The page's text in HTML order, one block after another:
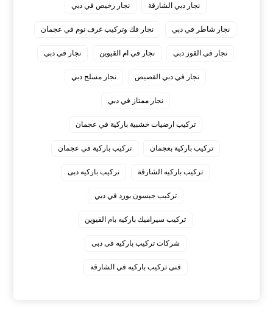
نجار دبي الشارقة نجار رخيص في دبي
نجار شاطر في دبي نجار فك وتركيب غرف نوم في عجمان
نجار في القوز دبي نجار في ام القيوين نجار في دبي
نجار في دبي القصيص نجار مسلح دبي
نجار ممتاز في دبي
‏تركيب ارضيات خشبية باركية في عجمان
‏تركيب باركية بعجمان ‏تركيب باركية في عجمان
‏تركيب باركيه الشارقة ‏تركيب باركيه دبى
‏تركيب جبسون بورد في دبي
‏تركيب سيراميك باركيه بام القيوين
‏شركات تركيب باركيه فى دبى
‏فني تركيب باركيه في الشارقة